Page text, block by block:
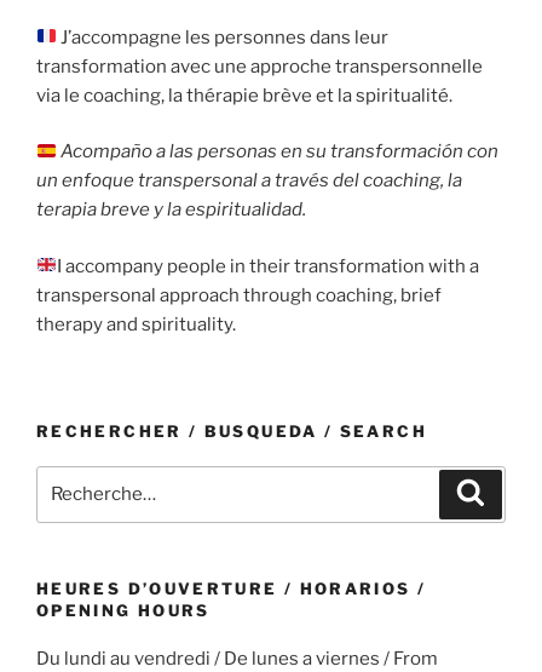
J’accompagne les personnes dans leur
transformation avec une approche transpersonnelle
via le coaching, la thérapie brève et la spiritualité.
Acompaño a las personas en su transformación con
un enfoque transpersonal a través del coaching, la
terapia breve y la espiritualidad.
I accompany people in their transformation with a
transpersonal approach through coaching, brief
therapy and spirituality.
RECHERCHER / BUSQUEDA / SEARCH
pour
HEURES D’OUVERTURE / HORARIOS /
OPENING HOURS
Du lundi au vendredi / De lunes a viernes / From